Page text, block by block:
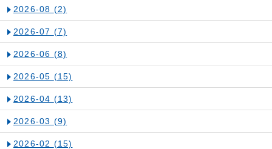
2026-08 (2)
2026-07 (7)
2026-06 (8)
2026-05 (15)
2026-04 (13)
2026-03 (9)
2026-02 (15)